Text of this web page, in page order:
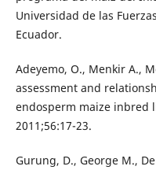
Universidad de las
Ecuador.
Adeyemo, O., Menkir A.,
assessment and
endosperm maize inbred
2011;56:17-23.
Gurung, D., George M.,